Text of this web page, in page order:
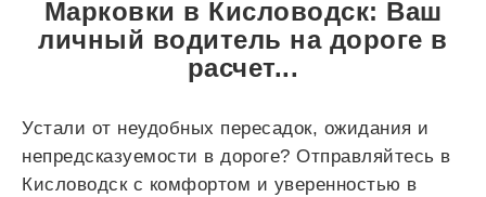
Марковки в Кисловодск: Ваш
личный водитель на дороге в
расчет...
Устали от неудобных пересадок, ожидания и
непредсказуемости в дороге? Отправляйтесь в
Кисловодск с комфортом и уверенностью в